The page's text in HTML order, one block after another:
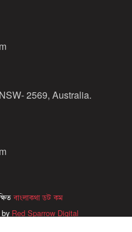
2569, Australia.
বাংলাকথা ডট কম
Red Sparrow Digital